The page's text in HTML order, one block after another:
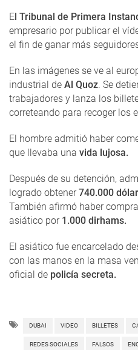
El Tribunal de Primera
empresario por publicar el
el fin de ganar más
En las imágenes se ve al
industrial de Al Quoz. Se
trabajadores y lanza los
correteando para recoger los
El hombre admitió haber
que llevaba una vida lujosa.
Después de su detención,
logrado obtener740.000
También afirmó haber
asiático por 1.000 dirhams.
El asiático fue encarcelado
con las manos en la masa
oficial de policía secreta.
DUBAI VIDEO BILLETES
REDES SOCIALES FALSOS